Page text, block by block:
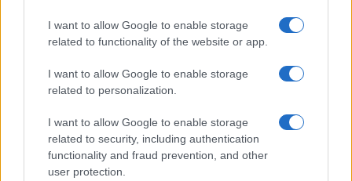
I want to allow Google to enable storage
related to functionality of the website or app.
I want to allow Google to enable storage
related to personalization.
I want to allow Google to enable storage
related to security, including authentication
functionality and fraud prevention, and other
user protection.
Scopri Vulcano, l’isola delle Eolie con spiagge nere e
paesaggi vulcanici
Cristian Castiglioni · 6 Ago 2026
OFFERTE&CONSIGLI